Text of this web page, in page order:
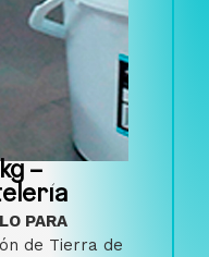
–
PARA
de Tierra de